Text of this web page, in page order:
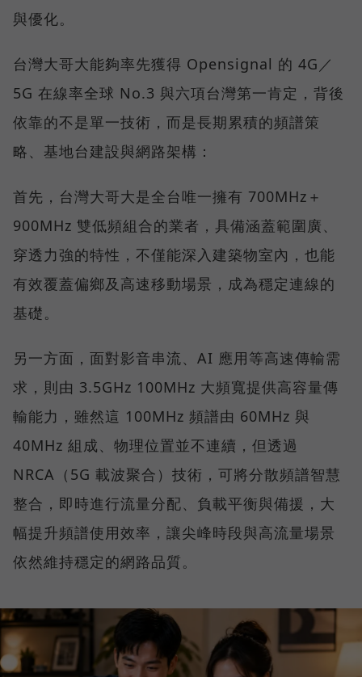
與優化。
台灣大哥大能夠率先獲得 Opensignal 的 4G／
5G 在線率全球 No.3 與六項台灣第一肯定，背後
依靠的不是單一技術，而是長期累積的頻譜策
略、基地台建設與網路架構：
首先，台灣大哥大是全台唯一擁有 700MHz＋
900MHz 雙低頻組合的業者，具備涵蓋範圍廣、
穿透力強的特性，不僅能深入建築物室內，也能
有效覆蓋偏鄉及高速移動場景，成為穩定連線的
基礎。
另一方面，面對影音串流、AI 應用等高速傳輸需
求，則由 3.5GHz 100MHz 大頻寬提供高容量傳
輸能力，雖然這 100MHz 頻譜由 60MHz 與
40MHz 組成、物理位置並不連續，但透過
NRCA（5G 載波聚合）技術，可將分散頻譜智慧
整合，即時進行流量分配、負載平衡與備援，大
幅提升頻譜使用效率，讓尖峰時段與高流量場景
依然維持穩定的網路品質。